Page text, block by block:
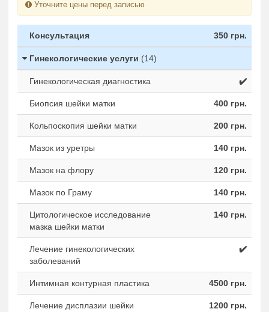
Уточните цены перед записью
Консультация 350 грн.
Гинекологические услуги (14)
Гинекологическая диагностика ✔️
Биопсия шейки матки 400 грн.
Кольпоскопия шейки матки 200 грн.
Мазок из уретры 140 грн.
Мазок на флору 120 грн.
Мазок по Граму 140 грн.
Цитологическое исследование
мазка шейки матки
140 грн.
Лечение гинекологических
заболеваний
✔️
Интимная контурная пластика 4500 грн.
Лечение дисплазии шейки
1200 грн.